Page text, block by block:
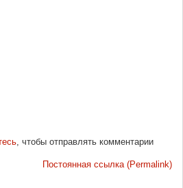
, чтобы отправлять комментарии
Постоянная ссылка (Permalink)